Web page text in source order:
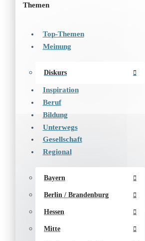
Themen
Top-Themen
Meinung
Diskurs
Inspiration
Beruf
Bildung
Unterwegs
Gesellschaft
Regional
Bayern
Berlin / Brandenburg
Hessen
Mitte